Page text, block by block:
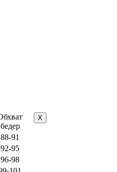
бедер
X
88-91
92-95
96-98